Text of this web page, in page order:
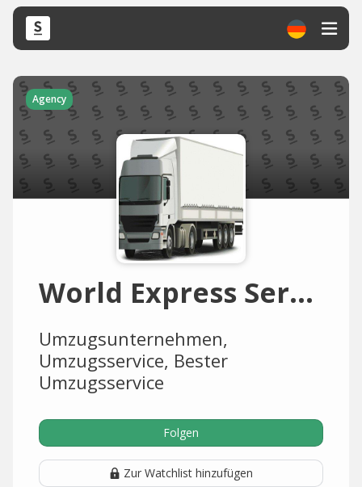
Agency
World Express Service
Umzugsunternehmen,
Umzugsservice, Bester
Umzugsservice
Folgen
Zur Watchlist hinzufügen